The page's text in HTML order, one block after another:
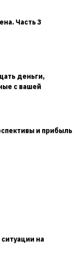
Часть 3
деньги,
с вашей
и прибыль
на